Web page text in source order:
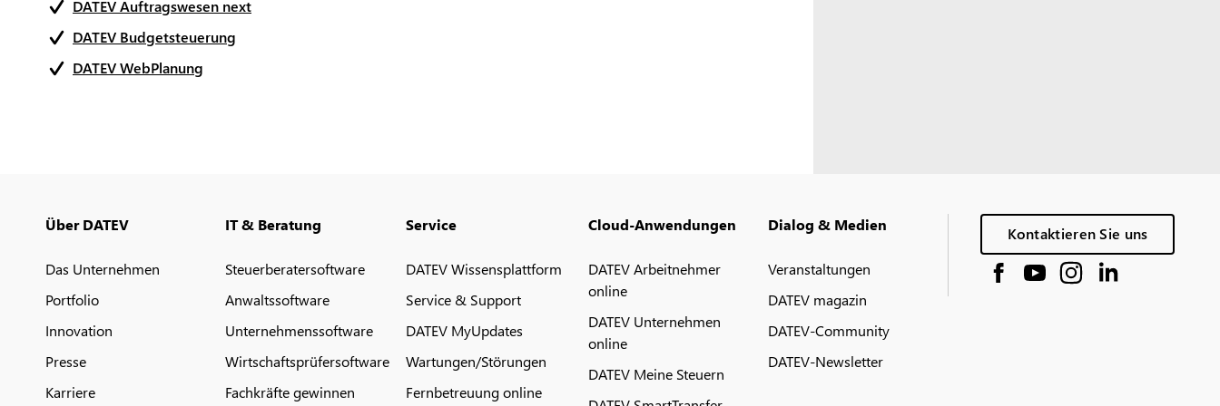
DATEV Auftragswesen next
DATEV Budgetsteuerung
DATEV WebPlanung
Über DATEV
Das Unternehmen
Portfolio
Innovation
Presse
Karriere
IT & Beratung
Steuerberatersoftware
Anwaltssoftware
Unternehmenssoftware
Wirtschaftsprüfersoftware
Fachkräfte gewinnen
Service
DATEV Wissensplattform
Service & Support
DATEV MyUpdates
Wartungen/Störungen
Fernbetreuung online
Cloud-Anwendungen
DATEV Arbeitnehmer
online
DATEV Unternehmen
online
DATEV Meine Steuern
Dialog & Medien
Veranstaltungen
DATEV magazin
DATEV-Community
DATEV-Newsletter
Kontaktieren Sie uns